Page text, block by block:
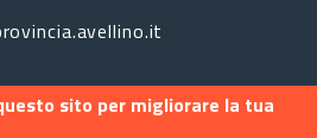
sito per migliorare la tua